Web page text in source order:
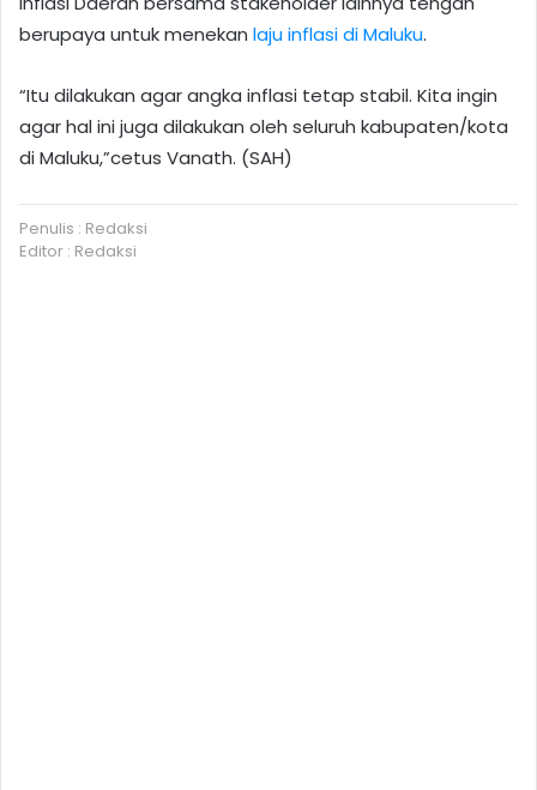
berupaya untuk menekan laju inflasi di Maluku.
“Itu dilakukan agar angka inflasi tetap stabil. Kita ingin
agar hal ini juga dilakukan oleh seluruh kabupaten/kota
di Maluku,”cetus Vanath. (SAH)
Penulis : Redaksi
Editor : Redaksi